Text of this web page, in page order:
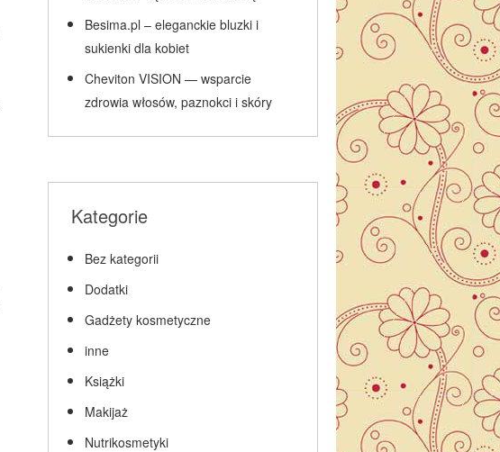
Besima.pl – eleganckie bluzki i
sukienki dla kobiet
Cheviton VISION — wsparcie
zdrowia włosów, paznokci i skóry
Kategorie
Bez kategorii
Dodatki
Gadżety kosmetyczne
inne
Książki
Makijaż
Nutrikosmetyki